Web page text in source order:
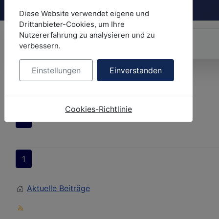
Aktuelle Beiträge
Aktuelle Beiträge
1
Aktuelle Beiträge
Diese Website verwendet eigene und
Drittanbieter-Cookies, um Ihre
Nutzererfahrung zu analysieren und zu
verbessern.
Einstellungen Einverstanden
Cookies-Richtlinie